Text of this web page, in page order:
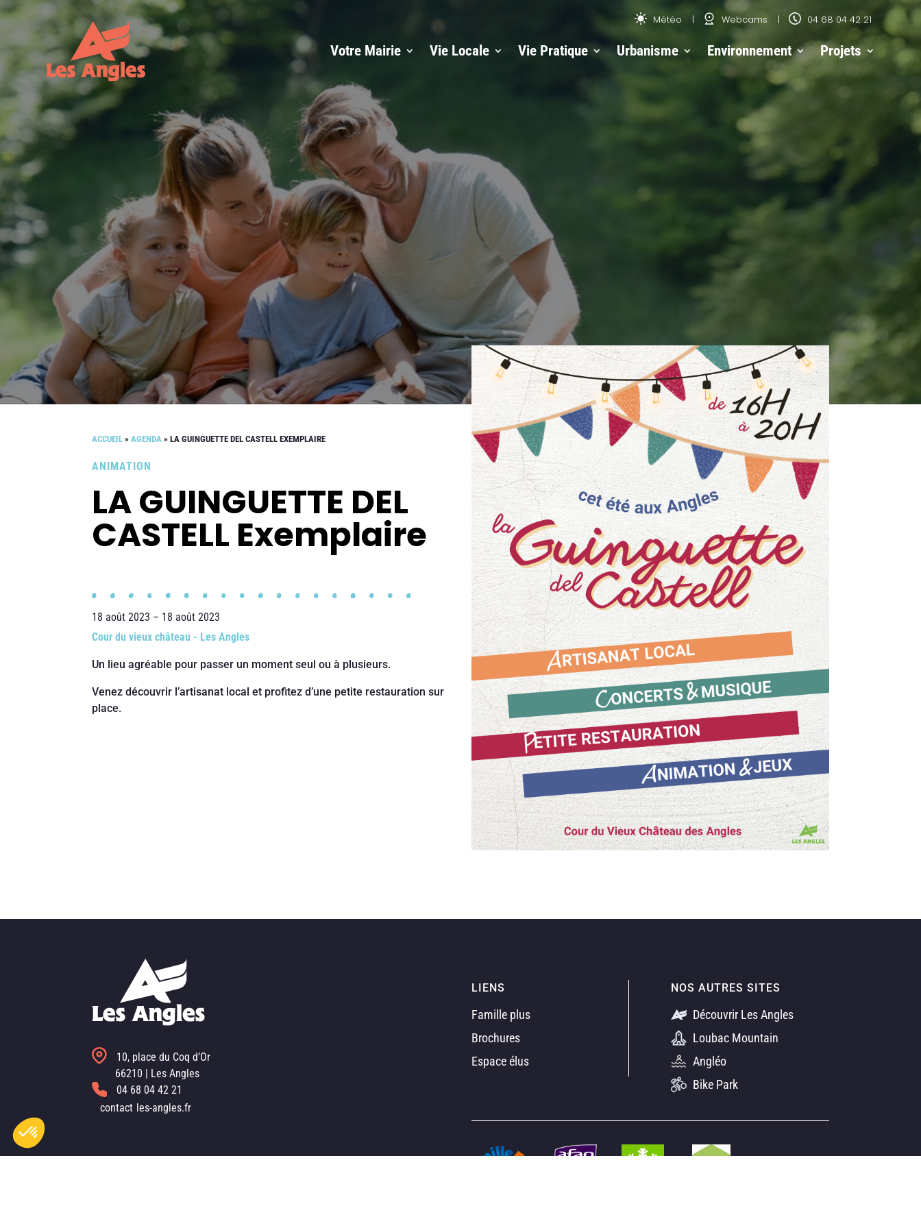
Météo Webcams 04 68 04 42 21
Votre Mairie Vie Locale Vie Pratique Urbanisme Environnement Projets
ACCUEIL »AGENDA »LA GUINGUETTE DEL CASTELL EXEMPLAIRE
ANIMATION
LA GUINGUETTE DEL
CASTELL Exemplaire
18 août 2023 – 18 août 2023
Cour du vieux château - Les Angles
Un lieu agréable pour passer un moment seul ou à plusieurs.
Venez découvrir l’artisanat local et profitez d’une petite restauration sur
place.
10, place du Coq d’Or
66210 | Les Angles
04 68 04 42 21
contact les-angles.fr
LIENS
Famille plus
Brochures
Espace élus
NOS AUTRES SITES
Découvrir Les Angles
Loubac Mountain
Angléo
Bike Park
Plateforme de Gestion du Consentement : Personnalisez vos Options
Notre plateforme vous permet d'adapter et de gérer vos paramètres de confidentialité, en garantissant la conformité avec les réglementations. Personnalisez vos préférences pour